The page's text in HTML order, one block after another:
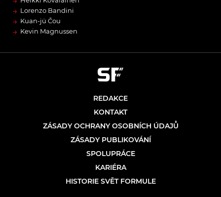
→ Lorenzo Bandini
→ Kuan-jü Čou
→ Kevin Magnussen
REDAKCE
KONTAKT
ZÁSADY OCHRANY OSOBNÍCH ÚDAJŮ
ZÁSADY PUBLIKOVÁNÍ
SPOLUPRÁCE
KARIÉRA
HISTORIE SVĚT FORMULE